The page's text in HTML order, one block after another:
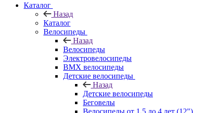
Каталог
Назад
Каталог
Велосипеды
Назад
Велосипеды
Электровелосипеды
BMX велосипеды
Детские велосипеды
Назад
Детские велосипеды
Беговелы
Велосипеды от 1,5 до 4 лет (12")